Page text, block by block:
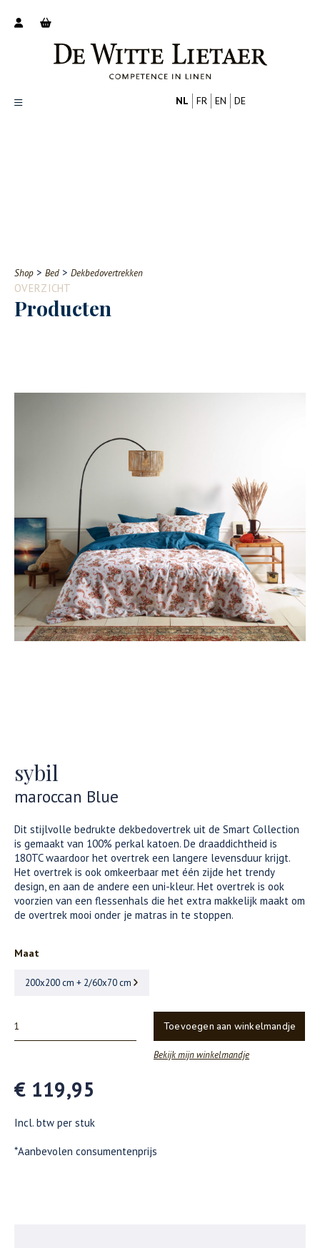
Contact
NL FR EN DE
Shop > Bed > Dekbedovertrekken
OVERZICHT
Producten
sybil
maroccan Blue
Dit stijlvolle bedrukte dekbedovertrek uit de Smart Collection
is gemaakt van 100% perkal katoen. De draaddichtheid is
180TC waardoor het overtrek een langere levensduur krijgt.
Het overtrek is ook omkeerbaar met één zijde het trendy
design, en aan de andere een uni-kleur. Het overtrek is ook
voorzien van een flessenhals die het extra makkelijk maakt om
de overtrek mooi onder je matras in te stoppen.
Maat
200x200 cm + 2/60x70 cm
Toevoegen aan winkelmandje
Bekijk mijn winkelmandje
€ 119,95
Incl. btw per stuk
*Aanbevolen consumentenprijs